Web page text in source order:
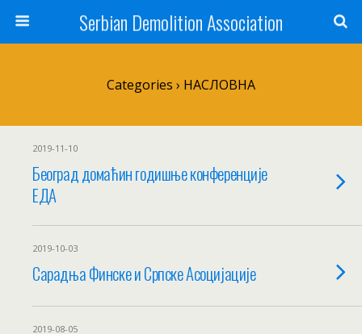
Serbian Demolition Association
Categories › НАСЛОВНА
2019-11-10
Београд домаћин годишње конференције
ЕДА
2019-10-03
Сарадња Финске и Српске Асоцијације
2019-08-05